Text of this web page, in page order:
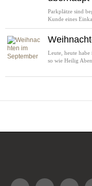
Parkplätze sind
Kunde eines
Leute, heute
so wie Heilig